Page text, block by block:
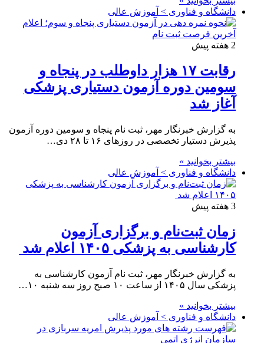
دانشگاه و فناوری > آموزش عالی
2 هفته پیش
رقابت ۱۷ هزار داوطلب در پنجاه و
سومین دوره آزمون دستیاری پزشکی
آغاز شد
به گزارش خبرنگار مهر، ثبت نام پنجاه و سومین دوره آزمون
پذیرش دستیار تخصصی در روزهای ۱۶ تا ۲۸ دی…
بیشتر بخوانید »
دانشگاه و فناوری > آموزش عالی
3 هفته پیش
زمان ثبت‌نام و برگزاری آزمون
کارشناسی به پزشکی ۱۴۰۵ اعلام شد
به گزارش خبرنگار مهر، ثبت نام آزمون کارشناسی به
پزشکی سال ۱۴۰۵ از ساعت ۱۰ صبح روز سه شنبه ۱۰…
بیشتر بخوانید »
دانشگاه و فناوری > آموزش عالی